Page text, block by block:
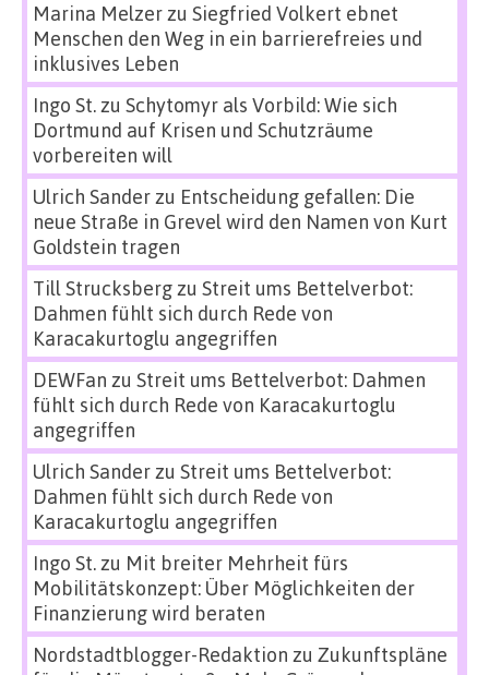
Marina Melzerzu Siegfried Volkert ebnet
Menschen den Weg in ein barrierefreies und
inklusives Leben
Ingo St.zu Schytomyr als Vorbild: Wie sich
Dortmund auf Krisen und Schutzräume
vorbereiten will
Ulrich Sanderzu Entscheidung gefallen: Die
neue Straße in Grevel wird den Namen von Kurt
Goldstein tragen
Till Strucksbergzu Streit ums Bettelverbot:
Dahmen fühlt sich durch Rede von
Karacakurtoglu angegriffen
DEWFan zu Streit ums Bettelverbot: Dahmen
fühlt sich durch Rede von Karacakurtoglu
angegriffen
Ulrich Sanderzu Streit ums Bettelverbot:
Dahmen fühlt sich durch Rede von
Karacakurtoglu angegriffen
Ingo St.zu Mit breiter Mehrheit fürs
Mobilitätskonzept: Über Möglichkeiten der
Finanzierung wird beraten
Nordstadtblogger-Redaktion zu Zukunftspläne